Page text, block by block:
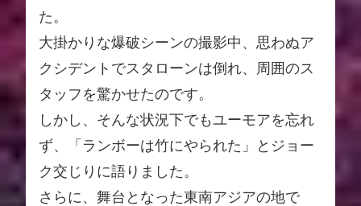
た。
大掛かりな爆破シーンの撮影中、思わぬア
クシデントでスタローンは倒れ、周囲のス
タッフを驚かせたのです。
しかし、そんな状況下でもユーモアを忘れ
ず、「ランボーは竹にやられた」とジョー
ク交じりに語りました。
さらに、舞台となった東南アジアの地で